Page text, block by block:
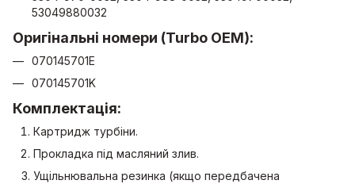
53049880032
Оригінальні номери (Turbo OEM):
070145701E
070145701K
Комплектація:
Картридж турбіни.
Прокладка під масляний злив.
Ущільнювальна резинка (якщо передбачена